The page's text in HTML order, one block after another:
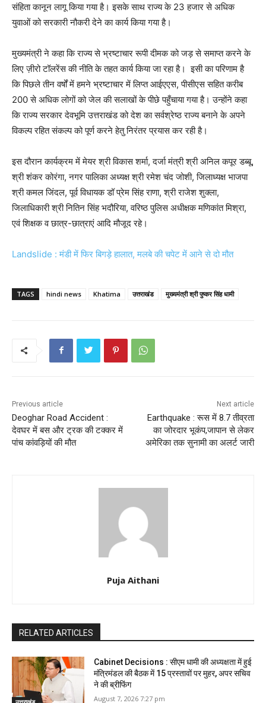
संहिता कानून लागू किया गया है। इसके साथ राज्य के 23 हजार से अधिक
युवाओं को सरकारी नौकरी देने का कार्य किया गया है।
मुख्यमंत्री ने कहा कि राज्य से भ्रष्टाचार रूपी दीमक को जड़ से समाप्त करने के
लिए ज़ीरो टॉलरेंस की नीति के तहत कार्य किया जा रहा है। इसी का परिणाम है
कि पिछले तीन वर्षों में हमने भ्रष्टाचार में लिप्त आईएएस, पीसीएस सहित करीब
200 से अधिक लोगों को जेल की सलाखों के पीछे पहुँचाया गया है। उन्होंने कहा
कि राज्य सरकार देवभूमि उत्तराखंड को देश का सर्वश्रेष्ठ राज्य बनाने के अपने
विकल्प रहित संकल्प को पूर्ण करने हेतु निरंतर प्रयास कर रही है।
इस दौरान कार्यक्रम में मेयर श्री विकास शर्मा, दर्जा मंत्री श्री अनिल कपूर डब्बू,
श्री शंकर कोरंगा, नगर पालिका अध्यक्ष श्री रमेश चंद जोशी, जिलाध्यक्ष भाजपा
श्री कमल जिंदल, पूर्व विधायक डॉ प्रेम सिंह राणा, श्री राजेश शुक्ला,
जिलाधिकारी श्री नितिन सिंह भदौरिया, वरिष्ठ पुलिस अधीक्षक मणिकांत मिश्रा,
एवं शिक्षक व छात्र-छात्राएं आदि मौजूद रहे।
Landslide : मंडी में फिर बिगड़े हालात, मलबे की चपेट में आने से दो मौत
TAGS hindi news Khatima उत्तराखंड मुख्यमंत्री श्री पुष्कर सिंह धामी
Previous article
Deoghar Road Accident :
देवघर में बस और ट्रक की टक्कर में
पांच कांवड़ियों की मौत
Next article
Earthquake : रूस में 8.7 तीव्रता
का जोरदार भूकंप,जापान से लेकर
अमेरिका तक सुनामी का अलर्ट जारी
Puja Aithani
RELATED ARTICLES
Cabinet Decisions : सीएम धामी की अध्यक्षता में हुई
मंत्रिमंडल की बैठक में 15 प्रस्तावों पर मुहर, अपर सचिव
ने की ब्रीफिंग
August 7, 2026 7:27 pm